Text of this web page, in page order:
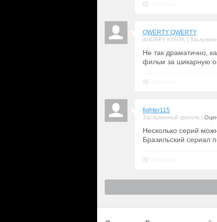
QWERTY QWERTY
AHDREY KYRSK
Не так драматично,
фильм за шикарную
fighter115
Заслуженный зритель
Несколько серий
Бразильский сериал